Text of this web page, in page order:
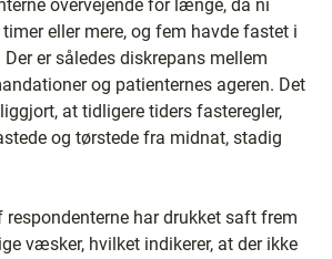
overvejende for længe, da ni
eller mere, og fem havde fastet i
er således diskrepans mellem
og patienternes ageren. Det
at tidligere tiders fasteregler,
og tørstede fra midnat, stadig
respondenterne har drukket saft frem
væsker, hvilket indikerer, at der ikke